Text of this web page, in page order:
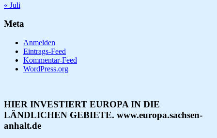
« Juli
Meta
Anmelden
Eintrags-Feed
Kommentar-Feed
WordPress.org
HIER INVESTIERT EUROPA IN DIE
LÄNDLICHEN GEBIETE. www.europa.sachsen-
anhalt.de